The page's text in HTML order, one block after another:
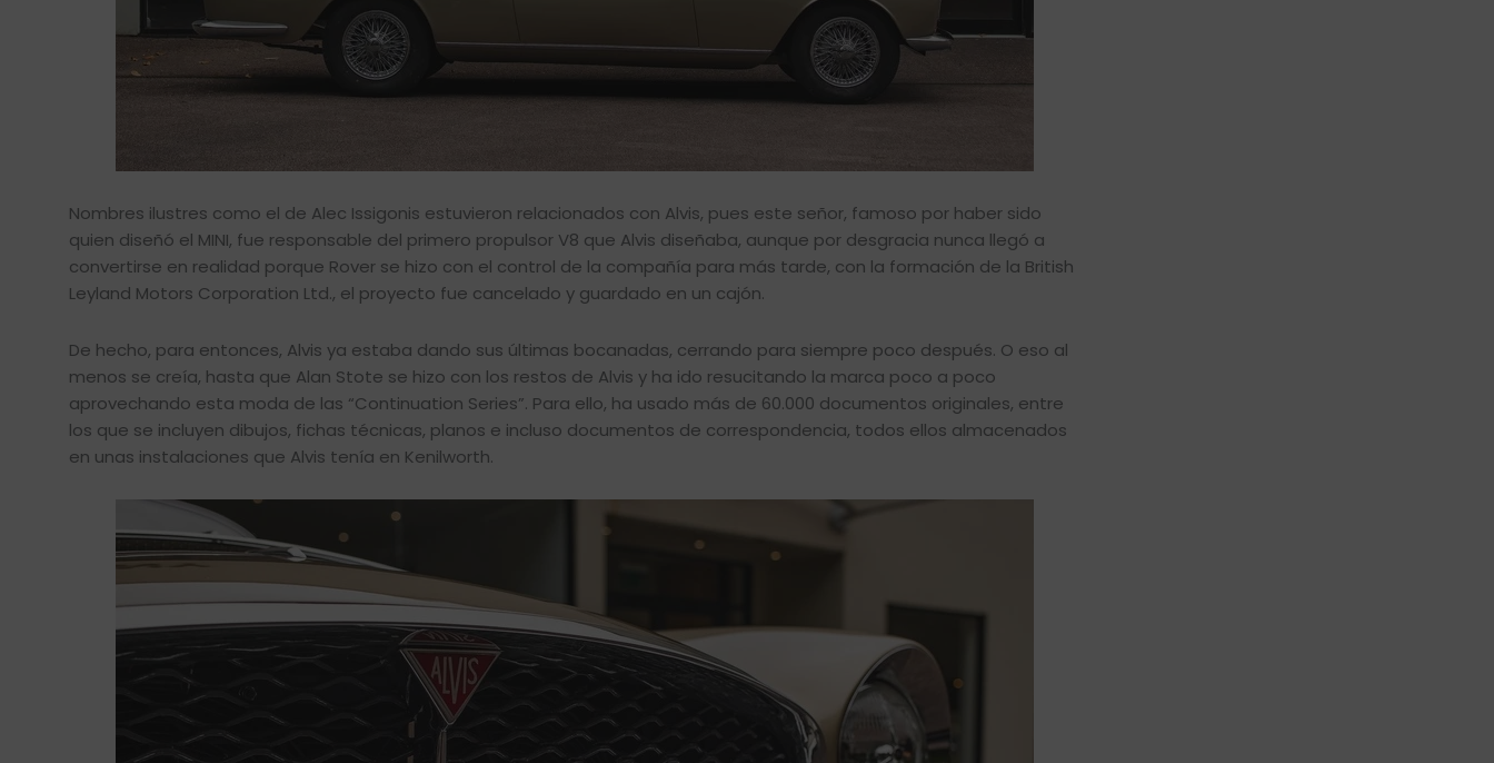
Nombres ilustres como el de Alec Issigonis estuvieron relacionados con Alvis, pues este señor, famoso por haber sido
quien diseñó el MINI, fue responsable del primero propulsor V8 que Alvis diseñaba, aunque por desgracia nunca llegó a
convertirse en realidad porque Rover se hizo con el control de la compañía para más tarde, con la formación de la British
Leyland Motors Corporation Ltd., el proyecto fue cancelado y guardado en un cajón.
De hecho, para entonces, Alvis ya estaba dando sus últimas bocanadas, cerrando para siempre poco después. O eso al
menos se creía, hasta que Alan Stote se hizo con los restos de Alvis y ha ido resucitando la marca poco a poco
aprovechando esta moda de las “Continuation Series”. Para ello, ha usado más de 60.000 documentos originales, entre
los que se incluyen dibujos, fichas técnicas, planos e incluso documentos de correspondencia, todos ellos almacenados
en unas instalaciones que Alvis tenía en Kenilworth.